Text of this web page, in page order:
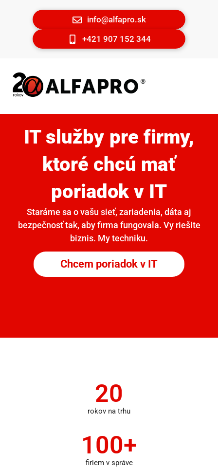
info@alfapro.sk
+421 907 152 344
IT služby pre firmy,
ktoré chcú mať
poriadok v IT
Staráme sa o vašu sieť, zariadenia, dáta aj
bezpečnosť tak, aby firma fungovala. Vy riešite
biznis. My techniku.
Chcem poriadok v IT
20
rokov na trhu
100+
firiem v správe